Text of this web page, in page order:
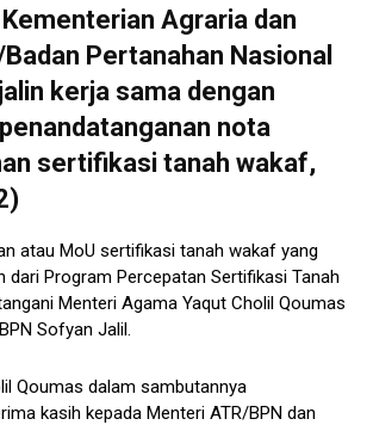
Agraria dan
Pertanahan Nasional
kerja sama dengan
nota
sertifikasi tanah wakaf,
atau MoU sertifikasi tanah wakaf yang
dari Program Percepatan Sertifikasi Tanah
Menteri Agama Yaqut Cholil Qoumas
Sofyan Jalil.
Qoumas dalam sambutannya
kasih kepada Menteri ATR/BPN dan